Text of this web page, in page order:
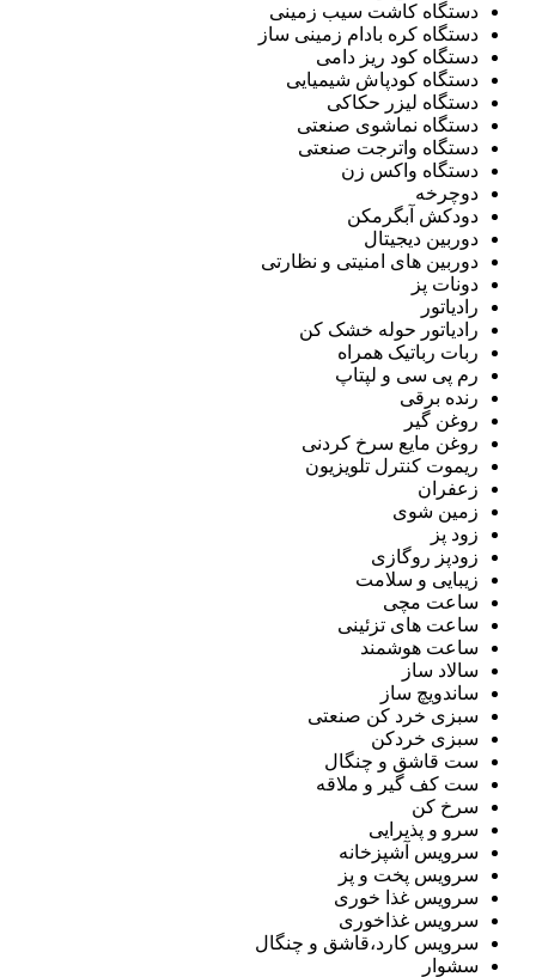
دستگاه کاشت سیب زمینی
دستگاه کره بادام زمینی ساز
دستگاه کود ریز دامی
دستگاه کودپاش شیمیایی
دستگاه لیزر حکاکی
دستگاه نماشوی صنعتی
دستگاه واترجت صنعتی
دستگاه واکس زن
دوچرخه
دودکش آبگرمکن
دوربین دیجیتال
دوربین های امنیتی و نظارتی
دونات پز
رادیاتور
رادیاتور حوله خشک کن
ربات رباتیک همراه
رم پی سی و لپتاپ
رنده برقی
روغن گیر
روغن مایع سرخ کردنی
ریموت کنترل تلویزیون
زعفران
زمین شوی
زود پز
زودپز روگازی
زیبایی و سلامت
ساعت مچی
ساعت های تزئینی
ساعت هوشمند
سالاد ساز
ساندویچ ساز
سبزی خرد کن صنعتی
سبزی خردکن
ست قاشق و چنگال
ست کف گیر و ملاقه
سرخ کن
سرو و پذیرایی
سرویس آشپزخانه
سرویس پخت و پز
سرویس غذا خوری
سرویس غذاخوری
سرویس کارد،قاشق و چنگال
سشوار